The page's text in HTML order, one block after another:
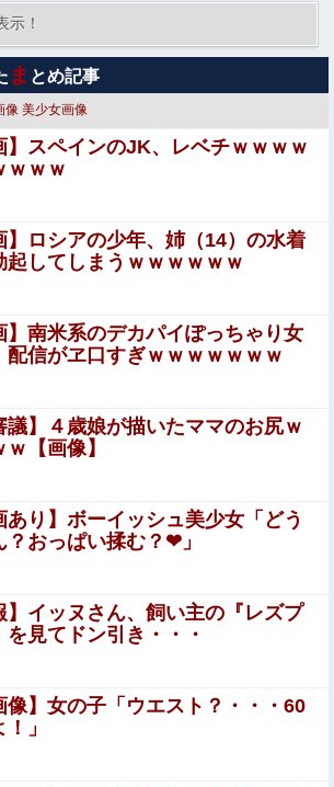
女子アナさん、日曜の朝から素材を提
のウェディングドレス着替え動画、と
海外で話題に
うあぁ…やっぱり怖えぇ」母親「あん
時代があったという事実
清掃員にチ●ポしごかれて射精させて
羨ましすぎるｗｗｗ
き、俺は大盛り、彼女は普通のを注
を手伝ってやろうか？」彼女「大丈
んだよ。なんで空気読んで寄越さな
ゃん（84）、修学旅行生に「日本も原
核を持たないで日本...
手伝おうとしたら「勝手な事するな」
た！との証言、内容があまりに胡散臭
激安居酒屋来たから実況するでｗｗｗ
り）
フォーメーション予想！！他
ん「豊臣兄弟」でおっぱいを自ら差し
・
や、母親に「ゴミ持ってきなさい
ながら「いーやーヤダヤダ」した結果
示！
ま とめ記事
像 美少女画像
】スペインのJK、レベチｗｗｗｗ
ｗｗｗ
】ロシアの少年、姉（14）の水着
起してしまうｗｗｗｗｗｗ
】南米系のデカパイぽっちゃり女
配信がヱ口すぎｗｗｗｗｗｗｗ
議】４歳娘が描いたママのお尻ｗ
ｗ【画像】
あり】ボーイッシュ美少女「どう
？おっぱい揉む？❤」
】イッヌさん、飼い主の『レズプ
を見てドン引き・・・
像】女の子「ウエスト？・・・60
」